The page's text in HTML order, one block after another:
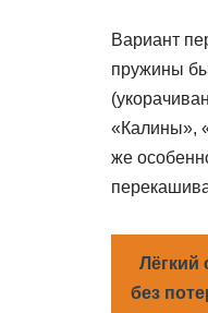
Вариант
пружины
«Калины»,
же
Лёгкий
без